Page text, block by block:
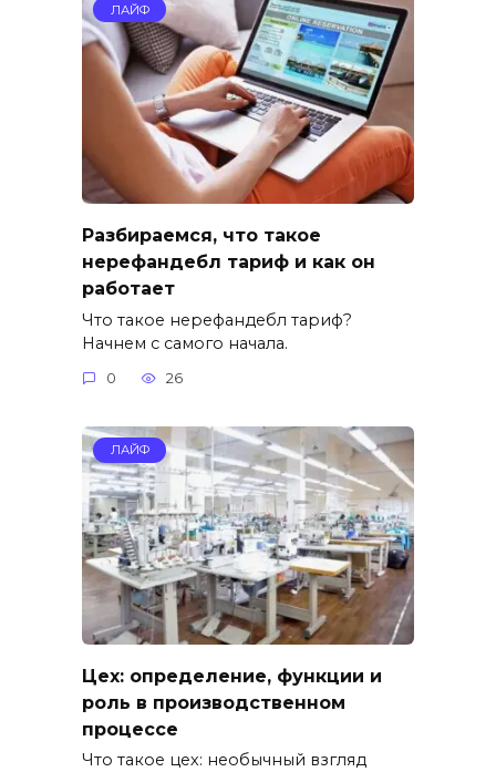
ЛАЙФ
Разбираемся, что такое
нерефандебл тариф и как он
работает
Что такое нерефандебл тариф?
Начнем с самого начала.
0 26
ЛАЙФ
Цех: определение, функции и
роль в производственном
процессе
Что такое цех: необычный взгляд